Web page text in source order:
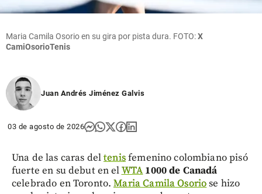
Maria Camila Osorio en su gira por pista dura. FOTO:X
CamiOsorioTenis
Juan Andrés Jiménez Galvis
03 de agosto de 2026
Una de las caras deltenisfemenino colombiano pisó
fuerte en su debut en elWTA 1000 de Canadá
celebrado en Toronto.Maria Camila Osoriose hizo